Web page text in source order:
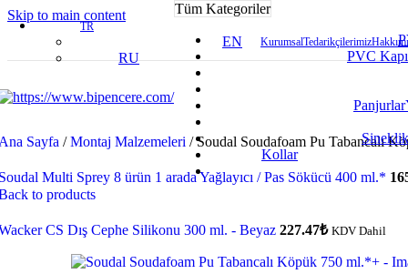
Skip to main content
TR
EN
RU
KurumsalTedarikçilerimiz
Tüm Kategoriler
PVC
Panjurlar
Kollar
Sayfa / Montaj Malzemeleri / Soudal Soudafoam Pu Tabancalı
Multi Sprey 8 ürün 1 arada Yağlayıcı / Pas Sökücü 400 ml.*
to products
CS Dış Cephe Silikonu 300 ml. - Beyaz 227.47₺ KDV Dahil